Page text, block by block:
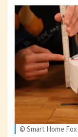
© Smart Home Fox